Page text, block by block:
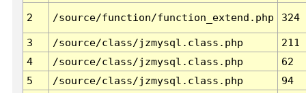
2 /source/function/function_extend.php 324
3 /source/class/jzmysql.class.php
211
4
/source/class/jzmysql.class.php
62
5
/source/class/jzmysql.class.php
94